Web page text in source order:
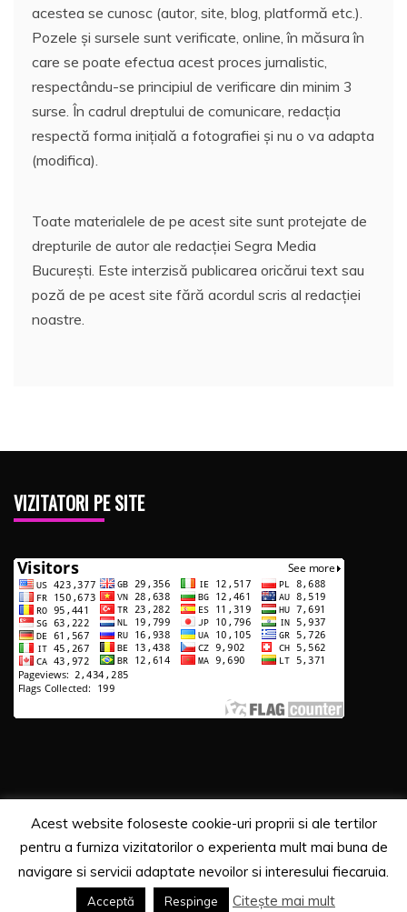
acestea se cunosc (autor, site, blog, platformă etc.).
Pozele și sursele sunt verificate, online, în măsura în
care se poate efectua acest proces jurnalistic,
respectându-se principiul de verificare din minim 3
surse. În cadrul dreptului de comunicare, redacția
respectă forma inițială a fotografiei și nu o va adapta
(modifica).
Toate materialele de pe acest site sunt protejate de
drepturile de autor ale redacției Segra Media
București. Este interzisă publicarea oricărui text sau
poză de pe acest site fără acordul scris al redacției
noastre.
VIZITATORI PE SITE
Copyrights. © 2020 Segra Media
byCandid Themes
Acest website foloseste cookie-uri proprii si ale tertilor
pentru a furniza vizitatorilor o experienta mult mai buna de
navigare si servicii adaptate nevoilor si interesului fiecaruia.
Acceptă Respinge Citește mai mult